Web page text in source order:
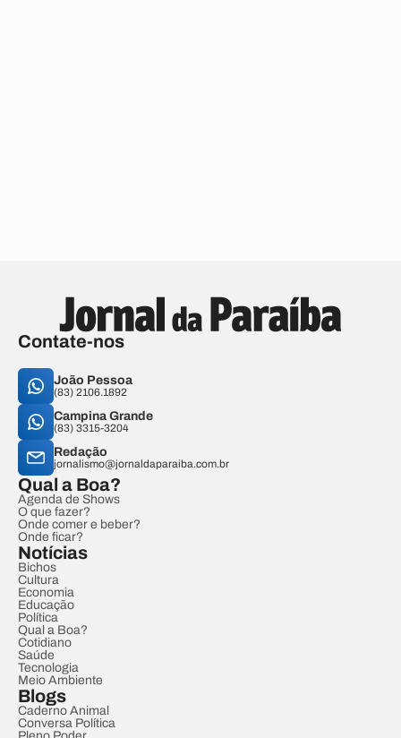
Contate-nos
João Pessoa
(83) 2106.1892
Campina Grande
(83) 3315-3204
Redação
jornalismo@jornaldaparaiba.com.br
Qual a Boa?
Agenda de Shows
O que fazer?
Onde comer e beber?
Onde ficar?
Notícias
Bichos
Cultura
Economia
Educação
Política
Qual a Boa?
Cotidiano
Saúde
Tecnologia
Meio Ambiente
Blogs
Caderno Animal
Conversa Política